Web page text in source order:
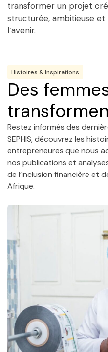
transformer un projet
structurée, ambitieuse
l’avenir.
Histoires & Inspirations
Des
Restez informés des
SEPHIS, découvrez les
entrepreneures que nous
nos publications et
de l’inclusion financière et
Afrique.